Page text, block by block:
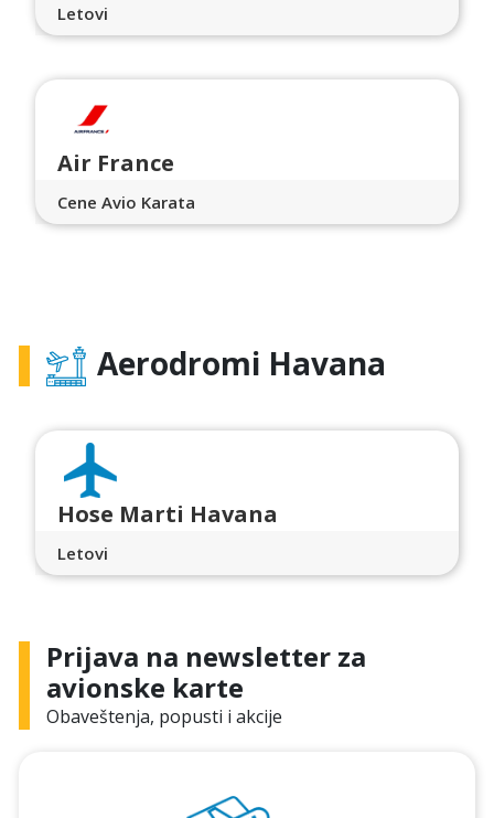
Letovi
Air France
Cene Avio Karata
Aerodromi Havana
Hose Marti Havana
Letovi
Prijava na newsletter za
avionske karte
Obaveštenja, popusti i akcije